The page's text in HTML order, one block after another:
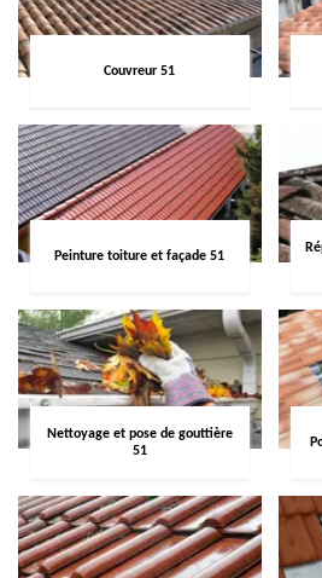
Couvreur 51
Peinture toiture et façade 51
Nettoyage et pose de gouttière
51